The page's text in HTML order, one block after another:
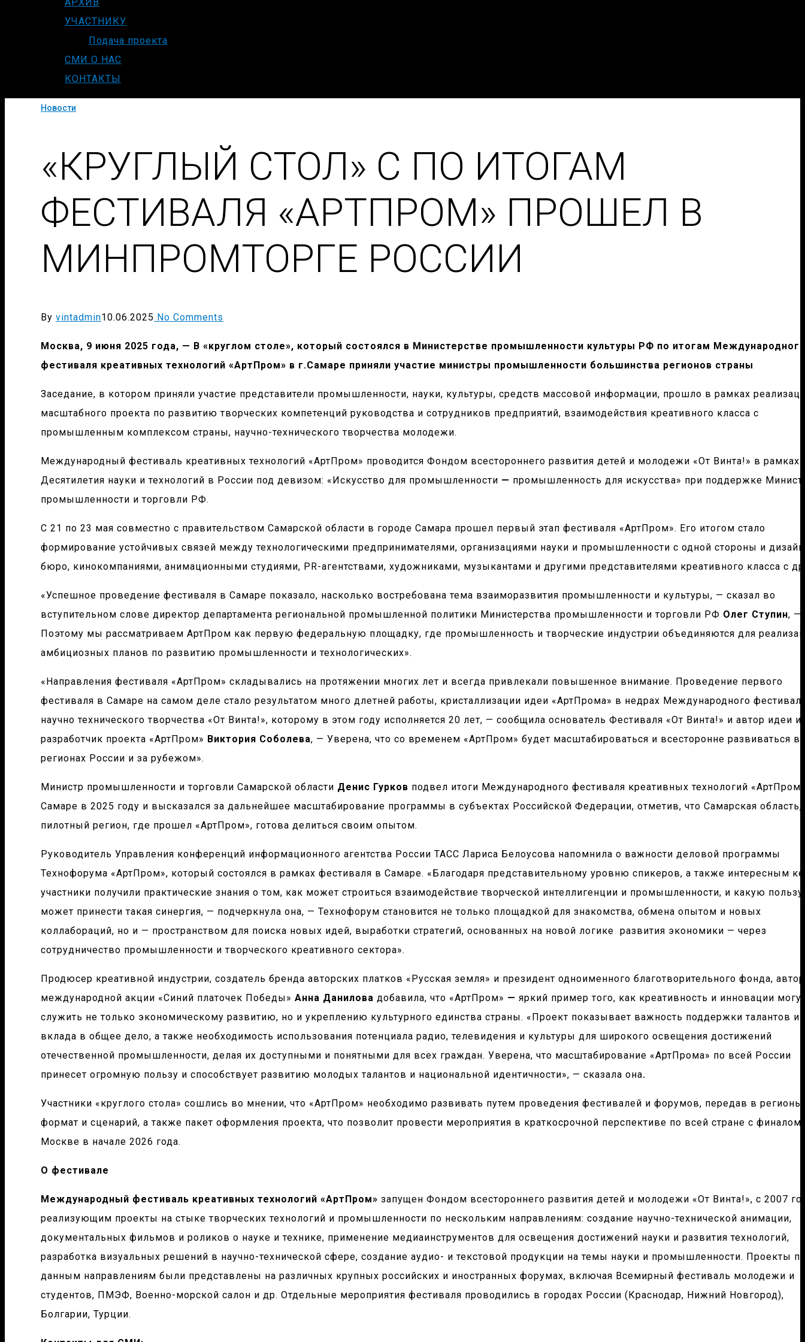
УЧАСТНИКУ
Подача проекта
СМИ О НАС
КОНТАКТЫ
Новости
«КРУГЛЫЙ СТОЛ» С ПО ИТОГАМ
ФЕСТИВАЛЯ «АРТПРОМ» ПРОШЕЛ В
МИНПРОМТОРГЕ РОССИИ
By vintadmin10.06.2025 No Comments
Москва, 9 июня 2025 года, — В «круглом столе», который состоялся в Министерстве промышленности культуры РФ по итогам
фестиваля креативных технологий «АртПром» в г.Самаре приняли участие министры промышленности большинства регионов страны
Заседание, в котором приняли участие представители промышленности, науки, культуры, средств массовой информации, прошло в рамках
масштабного проекта по развитию творческих компетенций руководства и сотрудников предприятий, взаимодействия креативного класса с
промышленным комплексом страны, научно-технического творчества молодежи.
Международный фестиваль креативных технологий «АртПром» проводится Фондом всестороннего развития детей и молодежи «От Винта!» в рамках
Десятилетия науки и технологий в России под девизом: «Искусство для промышленности — промышленность для искусства» при поддержке
промышленности и торговли РФ.
C 21 по 23 мая совместно с правительством Самарской области в городе Самара прошел первый этап фестиваля «АртПром». Его итогом стало
формирование устойчивых связей между технологическими предпринимателями, организациями науки и промышленности с одной стороны и
бюро, кинокомпаниями, анимационными студиями, PR-агентствами, художниками, музыкантами и другими представителями креативного класса с
«Успешное проведение фестиваля в Самаре показало, насколько востребована тема взаиморазвития промышленности и культуры, — сказал во
вступительном слове директор департамента региональной промышленной политики Министерства промышленности и торговли РФ Олег Ступин, —
Поэтому мы рассматриваем АртПром как первую федеральную площадку, где промышленность и творческие индустрии объединяются для
амбициозных планов по развитию промышленности и технологических».
«Направления фестиваля «АртПром» складывались на протяжении многих лет и всегда привлекали повышенное внимание. Проведение первого
фестиваля в Самаре на самом деле стало результатом много длетней работы, кристаллизации идеи «АртПрома» в недрах Международного
научно технического творчества «От Винта!», которому в этом году исполняется 20 лет, — сообщила основатель Фестиваля «От Винта!» и автор идеи и
разработчик проекта «АртПром» Виктория Соболева, — Уверена, что со временем «АртПром» будет масштабироваться и всесторонне развиваться
регионах России и за рубежом».
Министр промышленности и торговли Самарской области Денис Гурков подвел итоги Международного фестиваля креативных технологий
Самаре в 2025 году и высказался за дальнейшее масштабирование программы в субъектах Российской Федерации, отметив, что Самарская область,
пилотный регион, где прошел «АртПром», готова делиться своим опытом.
Руководитель Управления конференций информационного агентства России ТАСС Лариса Белоусова напомнила о важности деловой программы
Технофорума «АртПром», который состоялся в рамках фестиваля в Самаре. «Благодаря представительному уровню спикеров, а также интересным
участники получили практические знания о том, как может строиться взаимодействие творческой интеллигенции и промышленности, и какую пользу
может принести такая синергия, — подчеркнула она, — Технофорум становится не только площадкой для знакомства, обмена опытом и новых
коллабораций, но и — пространством для поиска новых идей, выработки стратегий, основанных на новой логике развития экономики — через
сотрудничество промышленности и творческого креативного сектора».
Продюсер креативной индустрии, создатель бренда авторских платков «Русская земля» и президент одноименного благотворительного фонда, автор
международной акции «Синий платочек Победы» Анна Данилова добавила, что «АртПром» — яркий пример того, как креативность и инновации
служить не только экономическому развитию, но и укреплению культурного единства страны. «Проект показывает важность поддержки талантов и
вклада в общее дело, а также необходимость использования потенциала радио, телевидения и культуры для широкого освещения достижений
отечественной промышленности, делая их доступными и понятными для всех граждан. Уверена, что масштабирование «АртПрома» по всей России
принесет огромную пользу и способствует развитию молодых талантов и национальной идентичности», — сказала она.
Участники «круглого стола» сошлись во мнении, что «АртПром» необходимо развивать путем проведения фестивалей и форумов, передав в регионы
формат и сценарий, а также пакет оформления проекта, что позволит провести мероприятия в краткосрочной перспективе по всей стране с финалом
Москве в начале 2026 года.
О фестивале
Международный фестиваль креативных технологий «АртПром» запущен Фондом всестороннего развития детей и молодежи «От Винта!», с 2007
реализующим проекты на стыке творческих технологий и промышленности по нескольким направлениям: создание научно-технической анимации,
документальных фильмов и роликов о науке и технике, применение медиаинструментов для освещения достижений науки и развития технологий,
разработка визуальных решений в научно-технической сфере, создание аудио- и текстовой продукции на темы науки и промышленности. Проекты
данным направлениям были представлены на различных крупных российских и иностранных форумах, включая Всемирный фестиваль молодежи и
студентов, ПМЭФ, Военно-морской салон и др. Отдельные мероприятия фестиваля проводились в городах России (Краснодар, Нижний Новгород),
Болгарии, Турции.